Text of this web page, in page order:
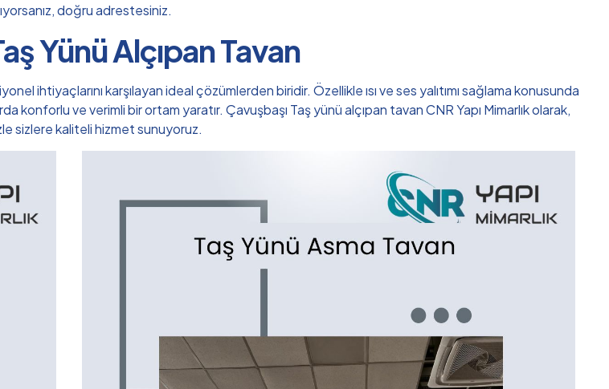
doğru adrestesiniz.
Yünü Alçıpan Tavan
ihtiyaçlarını karşılayan ideal çözümlerden biridir. Özellikle ısı ve ses yalıtımı sağlama konusunda
ve verimli bir ortam yaratır. Çavuşbaşı Taş yünü alçıpan tavan CNR Yapı Mimarlık olarak,
sizlere kaliteli hizmet sunuyoruz.